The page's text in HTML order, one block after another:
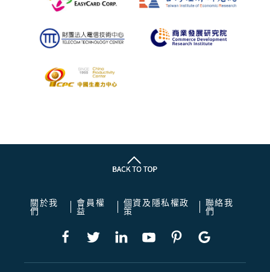
關於我
們
會員權
益
個資及隱私權政
策
聯絡我
們